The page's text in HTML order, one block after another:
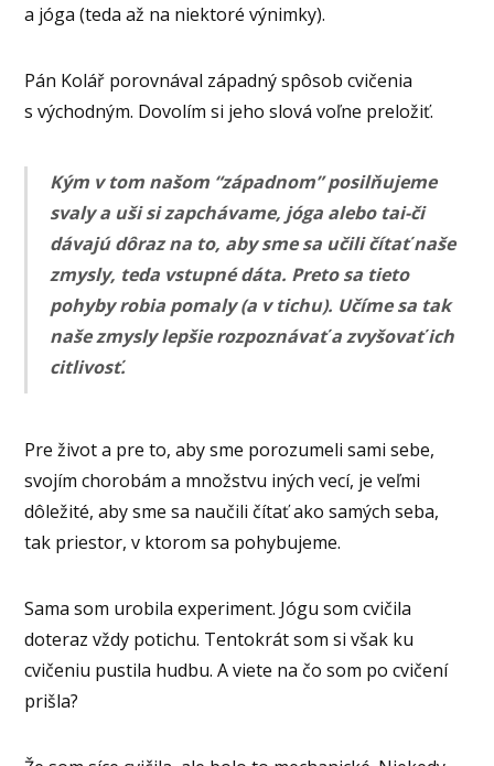
a jóga (teda až na niektoré výnimky).
Pán Kolář porovnával západný spôsob cvičenia
s východným. Dovolím si jeho slová voľne preložiť.
Kým v tom našom “západnom” posilňujeme
svaly a uši si zapchávame, jóga alebo tai-či
dávajú dôraz na to, aby sme sa učili čítať naše
zmysly, teda vstupné dáta. Preto sa tieto
pohyby robia pomaly (a v tichu). Učíme sa tak
naše zmysly lepšie rozpoznávať a zvyšovať ich
citlivosť.
Pre život a pre to, aby sme porozumeli sami sebe,
svojím chorobám a množstvu iných vecí, je veľmi
dôležité, aby sme sa naučili čítať ako samých seba,
tak priestor, v ktorom sa pohybujeme.
Sama som urobila experiment. Jógu som cvičila
doteraz vždy potichu. Tentokrát som si však ku
cvičeniu pustila hudbu. A viete na čo som po cvičení
prišla?